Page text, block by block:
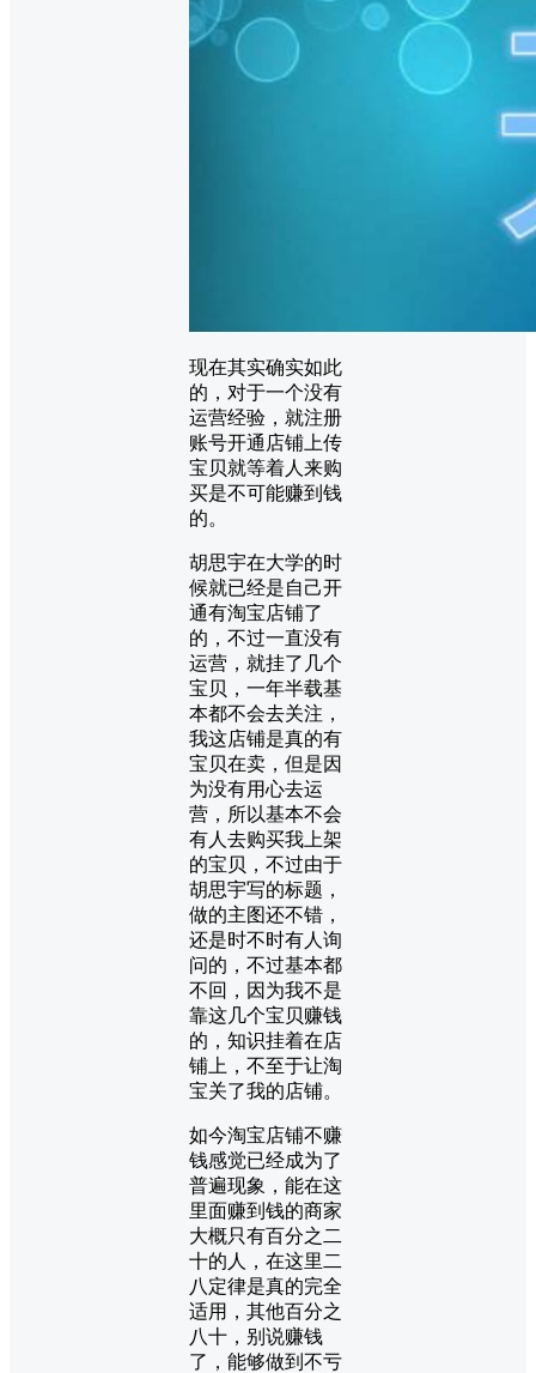
现在其实确实如此
的，对于一个没有
运营经验，就注册
账号开通店铺上传
宝贝就等着人来购
买是不可能赚到钱
的。
胡思宇在大学的时
候就已经是自己开
通有淘宝店铺了
的，不过一直没有
运营，就挂了几个
宝贝，一年半载基
本都不会去关注，
我这店铺是真的有
宝贝在卖，但是因
为没有用心去运
营，所以基本不会
有人去购买我上架
的宝贝，不过由于
胡思宇写的标题，
做的主图还不错，
还是时不时有人询
问的，不过基本都
不回，因为我不是
靠这几个宝贝赚钱
的，知识挂着在店
铺上，不至于让淘
宝关了我的店铺。
如今淘宝店铺不赚
钱感觉已经成为了
普遍现象，能在这
里面赚到钱的商家
大概只有百分之二
十的人，在这里二
八定律是真的完全
适用，其他百分之
八十，别说赚钱
了，能够做到不亏